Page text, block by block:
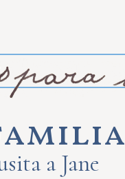
a Jane